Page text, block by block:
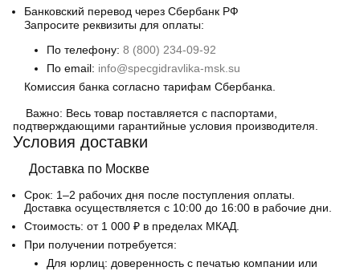
Банковский перевод через Сбербанк РФ
Запросите реквизиты для оплаты:
По телефону: 8 (800) 234-09-92
По email: info@specgidravlika-msk.su
Комиссия банка согласно тарифам Сбербанка.
Важно: Весь товар поставляется с паспортами,
подтверждающими гарантийные условия производителя.
Условия доставки
Доставка по Москве
Срок: 1–2 рабочих дня после поступления оплаты.
Доставка осуществляется с 10:00 до 16:00 в рабочие дни.
Стоимость: от 1 000 ₽ в пределах МКАД.
При получении потребуется:
Для юрлиц: доверенность с печатью компании или